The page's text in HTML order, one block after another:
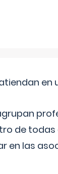
en
de
en las